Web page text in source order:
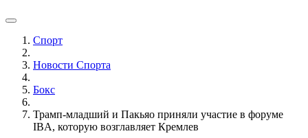
Спорт
Новости Cпорта
Бокс
Трамп-младший и Пакьяо приняли участие в форуме
IBА, которую возглавляет Кремлев